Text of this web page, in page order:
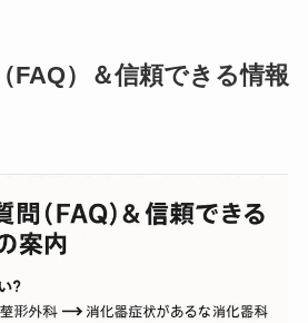
FAQ）＆信頼できる情報